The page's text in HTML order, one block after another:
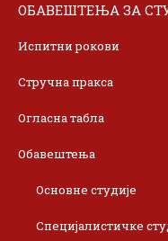
ОБАВЕШТЕЊА ЗА
Испитни рокови
Стручна пракса
Огласна табла
Обавештења
Основне студије
Специјалистичке